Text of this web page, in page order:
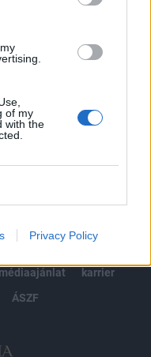
of my
with the
Privacy Policy
médiaajánlat
karrier
ÁSZF